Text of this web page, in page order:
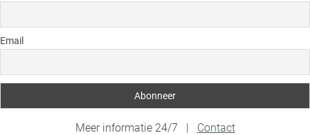
Email
Meer informatie 24/7 | Contact